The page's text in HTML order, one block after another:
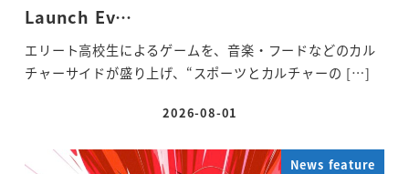
Launch Ev…
エリート高校生によるゲームを、音楽・フードなどのカル
チャーサイドが盛り上げ、“スポーツとカルチャーの […]
投稿日
2026-08-01
News feature